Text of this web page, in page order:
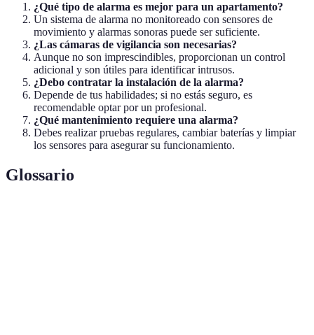
¿Qué tipo de alarma es mejor para un apartamento?
Un sistema de alarma no monitoreado con sensores de
movimiento y alarmas sonoras puede ser suficiente.
¿Las cámaras de vigilancia son necesarias?
Aunque no son imprescindibles, proporcionan un control
adicional y son útiles para identificar intrusos.
¿Debo contratar la instalación de la alarma?
Depende de tus habilidades; si no estás seguro, es
recomendable optar por un profesional.
¿Qué mantenimiento requiere una alarma?
Debes realizar pruebas regulares, cambiar baterías y limpiar
los sensores para asegurar su funcionamiento.
Glossario